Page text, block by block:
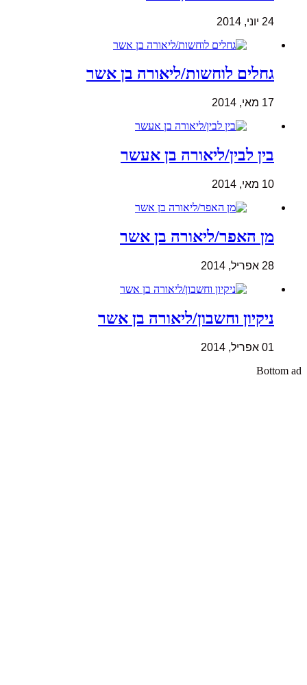
24 יוני, 2014
גחלים לוחשות/ליאורה בן אשר
17 מאי, 2014
בין לבין/ליאורה בן אעשר
10 מאי, 2014
מן האפר/ליאורה בן אשר
28 אפריל, 2014
ניקיון וחשבון/ליאורה בן אשר
01 אפריל, 2014
Bottom ad